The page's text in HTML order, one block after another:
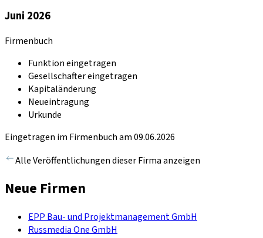
Juni 2026
Firmenbuch
Funktion eingetragen
Gesellschafter eingetragen
Kapitaländerung
Neueintragung
Urkunde
Eingetragen im Firmenbuch am 09.06.2026
Alle Veröffentlichungen dieser Firma anzeigen
Neue Firmen
EPP Bau- und Projektmanagement GmbH
Russmedia One GmbH